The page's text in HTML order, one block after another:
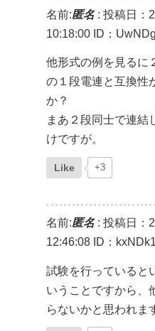
名前:匿名: 投稿日：
10:18:00 ID：
他形式の例を見るに
の１段電連と互換性
か？
まあ２段同士で連結
けですが。
Like +3
名前:匿名: 投稿日：
12:46:08 ID：
試験を行っていると
いうことですから、
らないかと思われま